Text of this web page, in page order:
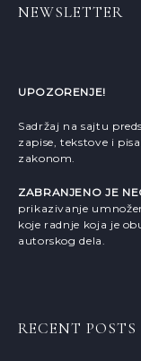
NEWSLETTER
UPOZORENJE!
Sadržaj na sajtu
zapise, tekstove i
zakonom.
ZABRANJENO JE
prikazivanje
koje radnje koja je
autorskog dela.
RECENT POSTS